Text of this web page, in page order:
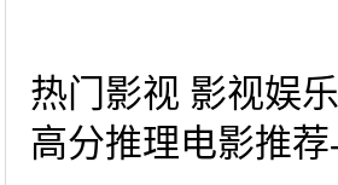
热门影视 影视娱
高分推理电影推荐